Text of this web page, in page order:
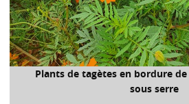
Plants de tagètes en bordure de
sous serre